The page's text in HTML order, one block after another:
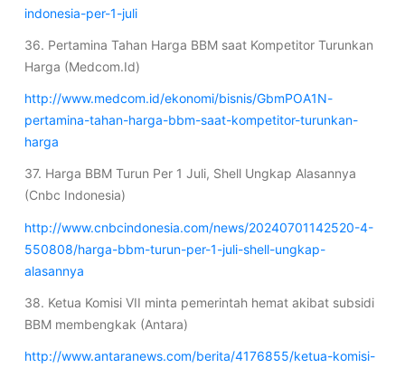
indonesia-per-1-juli
36. Pertamina Tahan Harga BBM saat Kompetitor Turunkan
Harga (Medcom.Id)
http://www.medcom.id/ekonomi/bisnis/GbmPOA1N-
pertamina-tahan-harga-bbm-saat-kompetitor-turunkan-
harga
37. Harga BBM Turun Per 1 Juli, Shell Ungkap Alasannya
(Cnbc Indonesia)
http://www.cnbcindonesia.com/news/20240701142520-4-
550808/harga-bbm-turun-per-1-juli-shell-ungkap-
alasannya
38. Ketua Komisi VII minta pemerintah hemat akibat subsidi
BBM membengkak (Antara)
http://www.antaranews.com/berita/4176855/ketua-komisi-